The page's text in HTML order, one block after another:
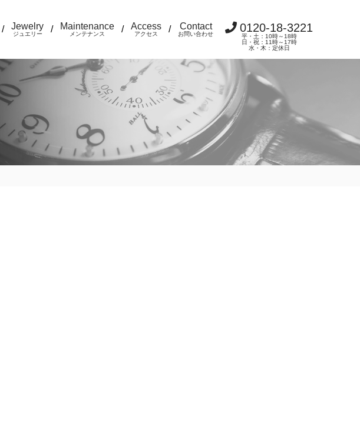
/ Jewelry
ジュエリー / Maintenance
メンテナンス / Access
アクセス / Contact
お問い合わせ 0120-18-3221
平・土：10時～18時
日・祝：11時～17時
水・木：定休日